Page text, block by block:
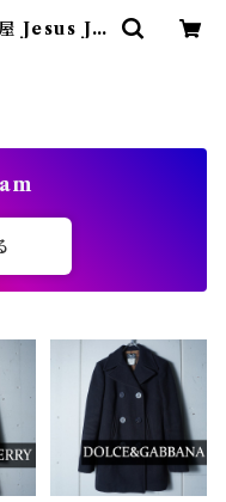
Jesus Ju